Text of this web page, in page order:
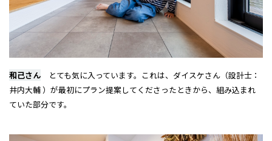
和己さん とても気に入っています。これは、ダイスケさん（設計士：
井内大輔 ）が最初にプラン提案してくださったときから、組み込まれ
ていた部分です。